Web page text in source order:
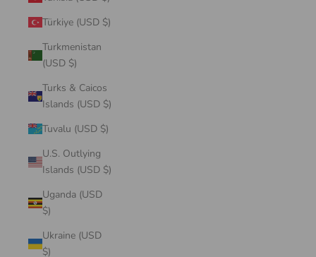
Türkiye (USD $)
Turkmenistan
(USD $)
Turks & Caicos
Islands (USD $)
Tuvalu (USD $)
U.S. Outlying
Islands (USD $)
Uganda (USD
$)
Ukraine (USD
$)